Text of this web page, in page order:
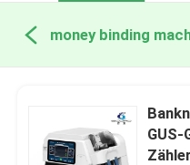
money binding